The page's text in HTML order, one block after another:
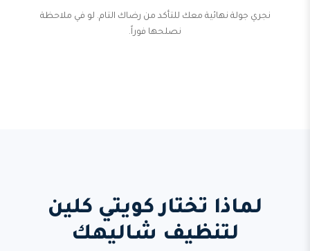
نجري جولة نهائية معك للتأكد من رضاك التام. لو في ملاحظة
نصلحها فوراً.
لماذا تختار كويتي كلين
لتنظيف شاليهك